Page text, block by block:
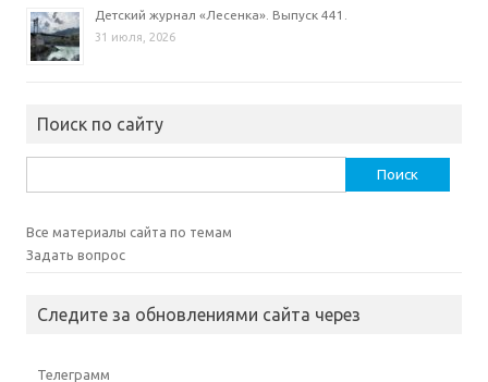
Детский журнал «Лесенка». Выпуск 441.
31 июля, 2026
Поиск по сайту
Все материалы сайта по темам
Задать вопрос
Следите за обновлениями сайта через
Телеграмм